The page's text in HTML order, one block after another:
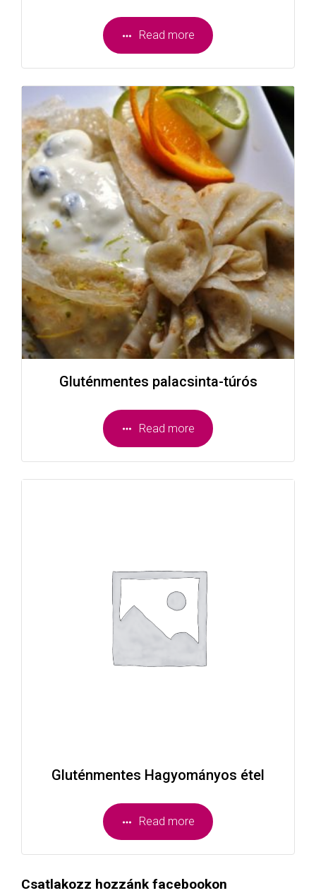
Read more
Gluténmentes palacsinta-túrós
Read more
Gluténmentes Hagyományos étel
Read more
Csatlakozz hozzánk facebookon